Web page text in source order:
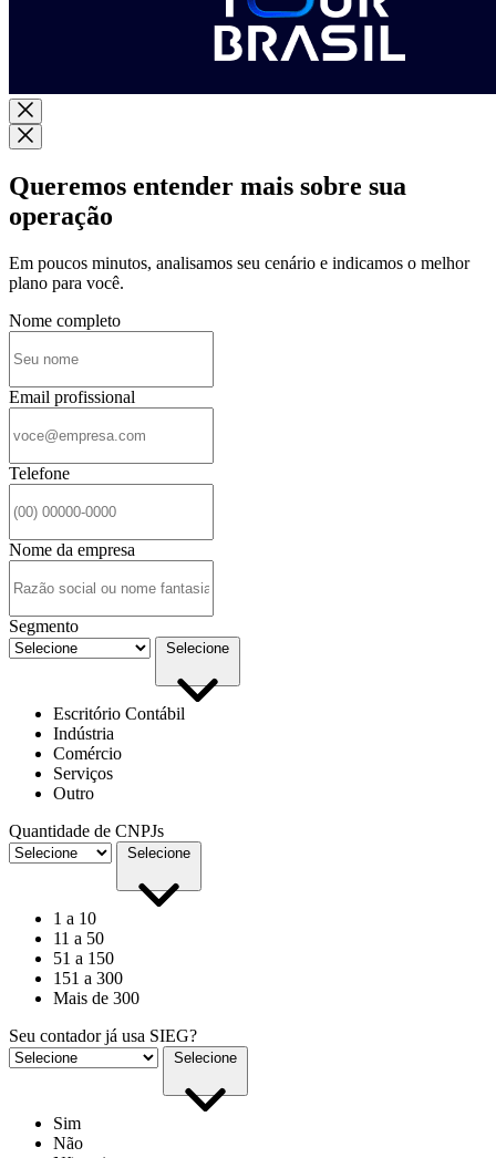
Queremos entender mais sobre sua
operação
Em poucos minutos, analisamos seu cenário e indicamos o melhor
plano para você.
Nome completo
Email profissional
Telefone
Nome da empresa
Segmento
Selecione
Escritório Contábil
Indústria
Comércio
Serviços
Outro
Quantidade de CNPJs
Selecione
1 a 10
11 a 50
51 a 150
151 a 300
Mais de 300
Seu contador já usa SIEG?
Selecione
Sim
Não